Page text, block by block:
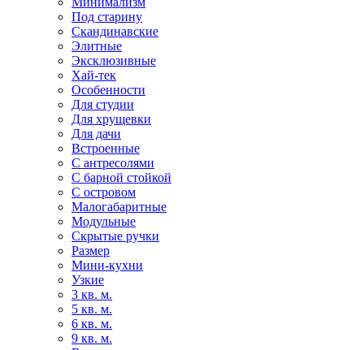
Под старину
Скандинавские
Элитные
Эксклюзивные
Хай-тек
Особенности
Для студии
Для хрущевки
Для дачи
Встроенные
С антресолями
С барной стойкой
С островом
Малогабаритные
Модульные
Скрытые ручки
Размер
Мини-кухни
Узкие
3 кв. м.
5 кв. м.
6 кв. м.
9 кв. м.